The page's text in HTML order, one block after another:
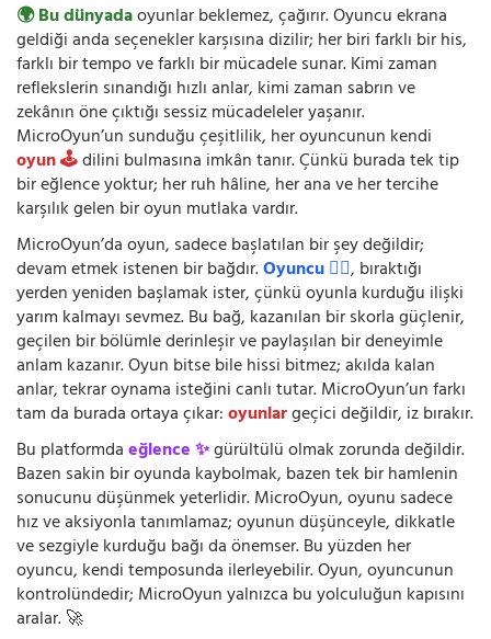
🌍 Bu dünyadaoyunlar beklemez, çağırır. Oyuncu ekrana
geldiği anda seçenekler karşısına dizilir; her biri farklı bir his,
farklı bir tempo ve farklı bir mücadele sunar. Kimi zaman
reflekslerin sınandığı hızlı anlar, kimi zaman sabrın ve
zekânın öne çıktığı sessiz mücadeleler yaşanır.
MicroOyun’un sunduğu çeşitlilik, her oyuncunun kendi
oyun 🕹️dilini bulmasına imkân tanır. Çünkü burada tek tip
bir eğlence yoktur; her ruh hâline, her ana ve her tercihe
karşılık gelen bir oyun mutlaka vardır.
MicroOyun’da oyun, sadece başlatılan bir şey değildir;
devam etmek istenen bir bağdır.Oyuncu 🧍‍♂️, bıraktığı
yerden yeniden başlamak ister, çünkü oyunla kurduğu ilişki
yarım kalmayı sevmez. Bu bağ, kazanılan bir skorla güçlenir,
geçilen bir bölümle derinleşir ve paylaşılan bir deneyimle
anlam kazanır. Oyun bitse bile hissi bitmez; akılda kalan
anlar, tekrar oynama isteğini canlı tutar. MicroOyun’un farkı
tam da burada ortaya çıkar:oyunlargeçici değildir, iz bırakır.
Bu platformdaeğlence ✨gürültülü olmak zorunda değildir.
Bazen sakin bir oyunda kaybolmak, bazen tek bir hamlenin
sonucunu düşünmek yeterlidir. MicroOyun, oyunu sadece
hız ve aksiyonla tanımlamaz; oyunun düşünceyle, dikkatle
ve sezgiyle kurduğu bağı da önemser. Bu yüzden her
oyuncu, kendi temposunda ilerleyebilir. Oyun, oyuncunun
kontrolündedir; MicroOyun yalnızca bu yolculuğun kapısını
aralar. 🚀